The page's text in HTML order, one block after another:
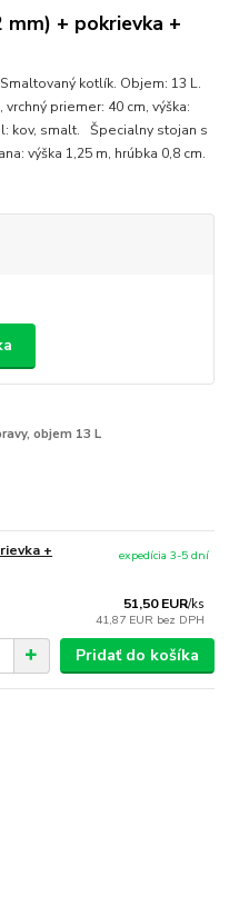
+ pokrievka +
kotlík. Objem: 13 L.
priemer: 40 cm, výška:
kov, smalt. Špecialny stojan s
výška 1,25 m, hrúbka 0,8 cm.
objem 13 L
+
51,50 EUR/ks
41,87 EUR bez DPH
expedícia 3-5 dní
Pridať do košíka